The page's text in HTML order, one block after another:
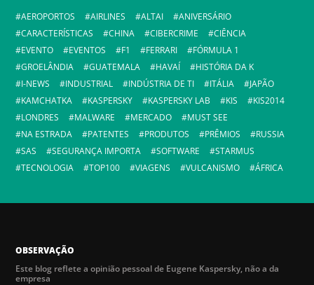
AEROPORTOS
AIRLINES ALTAI
ANIVERSÁRIO
CARACTERÍSTICAS
CHINA CIBERCRIME
CIÊNCIA
EVENTO
EVENTOS F1 FERRARI
FÓRMULA 1
GROELÂNDIA
GUATEMALA HAVAÍ
HISTÓRIA DA K
I-NEWS
INDUSTRIAL INDÚSTRIA DE TI ITÁLIA
JAPÃO
KAMCHATKA
KASPERSKY KASPERSKY LAB KIS
KIS2014
LONDRES
MALWARE MERCADO
MUST SEE
NA ESTRADA
PATENTES PRODUTOS PRÊMIOS
RUSSIA
SAS
SEGURANÇA IMPORTA SOFTWARE
STARMUS
TECNOLOGIA
TOP100 VIAGENS VULCANISMO ÁFRICA
OBSERVAÇÃO
Este blog reflete a opinião pessoal de Eugene Kaspersky, não a da
empresa